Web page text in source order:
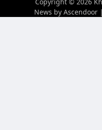
News by Ascendoor